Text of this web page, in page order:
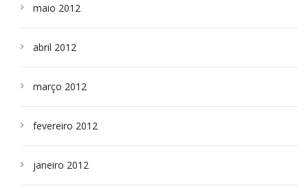
maio 2012
abril 2012
março 2012
fevereiro 2012
janeiro 2012